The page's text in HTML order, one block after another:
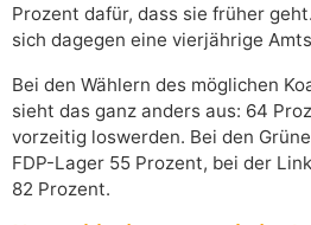
Prozent dafür, dass sie früher
sich dagegen eine vierjährige
Bei den Wählern des möglichen
sieht das ganz anders aus: 64
vorzeitig loswerden. Bei den
FDP-Lager 55 Prozent, bei der
82 Prozent.